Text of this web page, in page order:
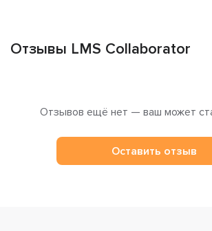
Отзывы LMS Collaborator
Отзывов ещё нет — ваш может
Оставить отзыв